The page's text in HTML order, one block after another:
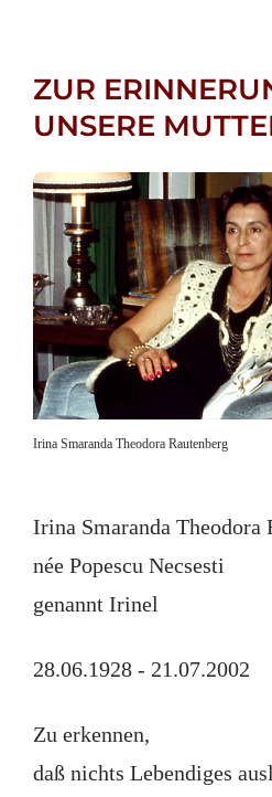
ZUR
UNSERE
Irina Smaranda Theodora Rautenberg
Irina Smaranda Theodora
née Popescu Necsesti
genannt Irinel
28.06.1928 - 21.07.2002
Zu erkennen,
daß nichts Lebendiges